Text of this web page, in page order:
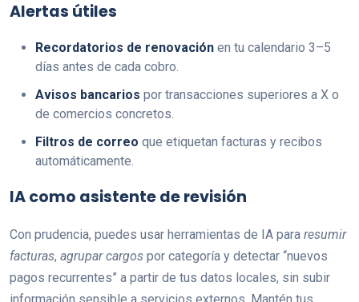
Alertas útiles
Recordatorios de renovación en tu calendario 3–5
días antes de cada cobro.
Avisos bancarios por transacciones superiores a X o
de comercios concretos.
Filtros de correo que etiquetan facturas y recibos
automáticamente.
IA como asistente de revisión
Con prudencia, puedes usar herramientas de IA para resumir
facturas, agrupar cargos por categoría y detectar “nuevos
pagos recurrentes” a partir de tus datos locales, sin subir